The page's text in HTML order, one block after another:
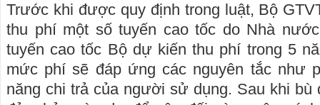
Trước khi được quy định trong luật, Bộ
thu phí một số tuyến cao tốc do Nhà
tuyến cao tốc Bộ dự kiến thu phí trong 5
mức phí sẽ đáp ứng các nguyên tắc như
năng chi trả của người sử dụng. Sau khi bù